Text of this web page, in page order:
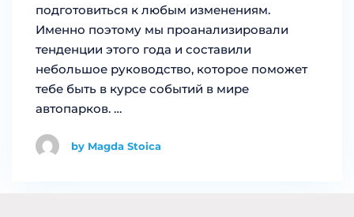
подготовиться к любым изменениям.
Именно поэтому мы проанализировали
тенденции этого года и составили
небольшое руководство, которое поможет
тебе быть в курсе событий в мире
автопарков. …
by Magda Stoica